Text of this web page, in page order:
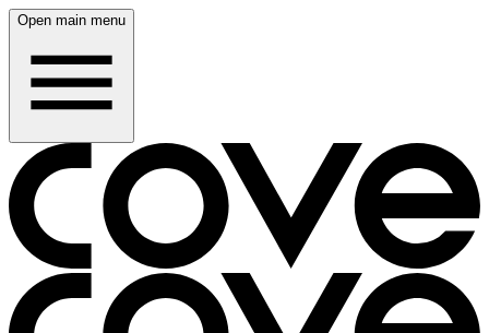
Open main menu